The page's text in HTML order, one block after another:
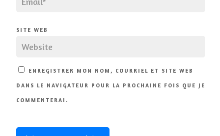
SITE WEB
ENREGISTRER MON NOM, COURRIEL ET SITE WEB
DANS LE NAVIGATEUR POUR LA PROCHAINE FOIS QUE JE
COMMENTERAI.